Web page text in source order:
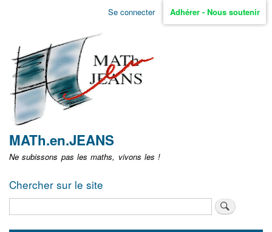
Aller
non
identifié
Se connecter Adhérer - Nous soutenir
MATh.en.JEANS
Ne subissons pas les maths, vivons les !
Chercher sur le site